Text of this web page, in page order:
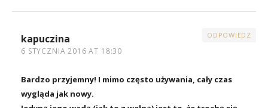
kapuczina
6 STYCZNIA 2016 AT 18:30
ODPOWIEDZ
Bardzo przyjemny! I mimo często używania, cały czas
wygląda jak nowy.